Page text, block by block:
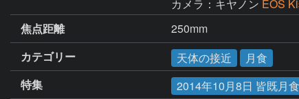
カメラ：キヤノン EOS
焦点距離
250mm
カテゴリー
天体の接近
月食
特集
2014年10月8日 皆既月食